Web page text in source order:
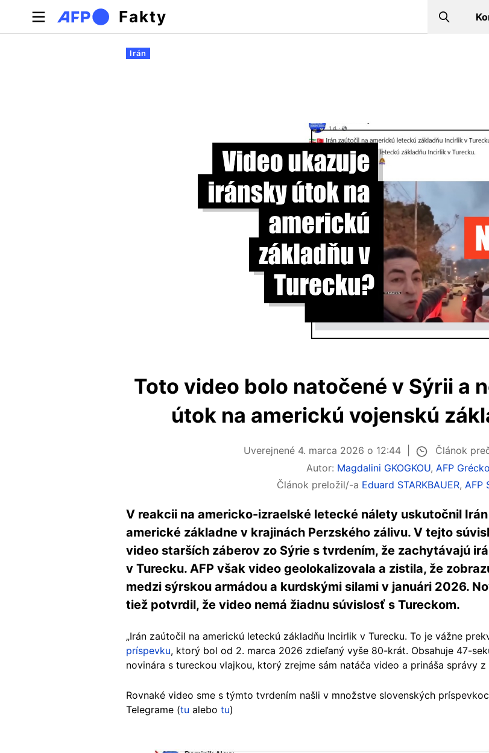
Skočiť na hlavný obsah
Fakty Search
Primárne karty
Irán
Toto video bolo natočené v Sýrii a
útok na americkú vojenskú
Uverejnené 4. marca 2026 o 12:44
Článok
Autor: Magdalini GKOGKOU, AFP Grécko
Článok preložil/-a Eduard STARKBAUER, AFP
V reakcii na americko-izraelské letecké nálety uskutočnil
americké základne v krajinách Perzského zálivu. V tejto
video starších záberov zo Sýrie s tvrdením, že zachytávajú
v Turecku. AFP však video geolokalizovala a zistila, že
medzi sýrskou armádou a kurdskými silami v januári 2026.
tiež potvrdil, že video nemá žiadnu súvislosť s Tureckom.
„Irán zaútočil na americkú leteckú základňu Incirlik v Turecku. To je vážne
príspevku, ktorý bol od 2. marca 2026 zdieľaný vyše 80-krát. Obsahuje 47-
novinára s tureckou vlajkou, ktorý zrejme sám natáča video a prináša správy
Rovnaké video sme s týmto tvrdením našli v množstve slovenských
Telegrame (tu alebo tu)